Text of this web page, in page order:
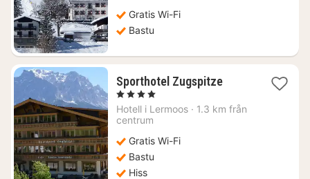
Gratis Wi-Fi
Bastu
Sporthotel Zugspitze1
från
, 4 Stjärnor
Hotell i Lermoos · 1.3 km från
centrum
Gratis Wi-Fi
Bastu
Hiss